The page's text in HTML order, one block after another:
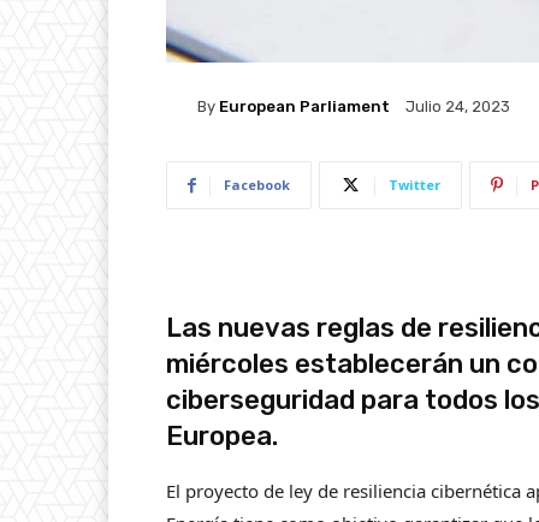
By European Parliament Julio 24, 2023
Facebook Twitter
Las nuevas reglas de
miércoles establecerán un
ciberseguridad para todos
Europea.
El proyecto de ley de resiliencia cibernética